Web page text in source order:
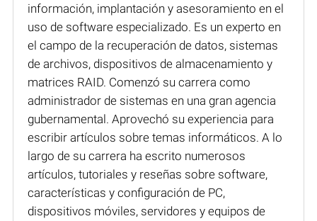
información, implantación y asesoramiento en el
uso de software especializado. Es un experto en
el campo de la recuperación de datos, sistemas
de archivos, dispositivos de almacenamiento y
matrices RAID. Comenzó su carrera como
administrador de sistemas en una gran agencia
gubernamental. Aprovechó su experiencia para
escribir artículos sobre temas informáticos. A lo
largo de su carrera ha escrito numerosos
artículos, tutoriales y reseñas sobre software,
características y configuración de PC,
dispositivos móviles, servidores y equipos de